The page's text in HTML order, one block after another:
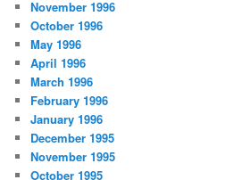
November 1996
October 1996
May 1996
April 1996
March 1996
February 1996
January 1996
December 1995
November 1995
October 1995